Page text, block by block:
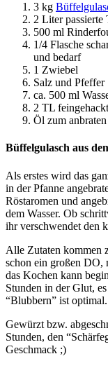
3 kg
2 Liter passierte
500 ml
1/4 Flasche
und bedarf
1 Zwiebel
Salz und Pfeffer
ca. 500 ml
2 TL
Öl zum anbraten
Büffelgulasch aus
Als erstes wird das
in der Pfanne
Röstaromen und
dem Wasser. Ob
ihr verschwendet den
Alle Zutaten kommen
schon ein großen DO,
das Kochen kann
Stunden in der Glut,
“Blubbern” ist optimal.
Gewürzt bzw.
Stunden, den
Geschmack ;)